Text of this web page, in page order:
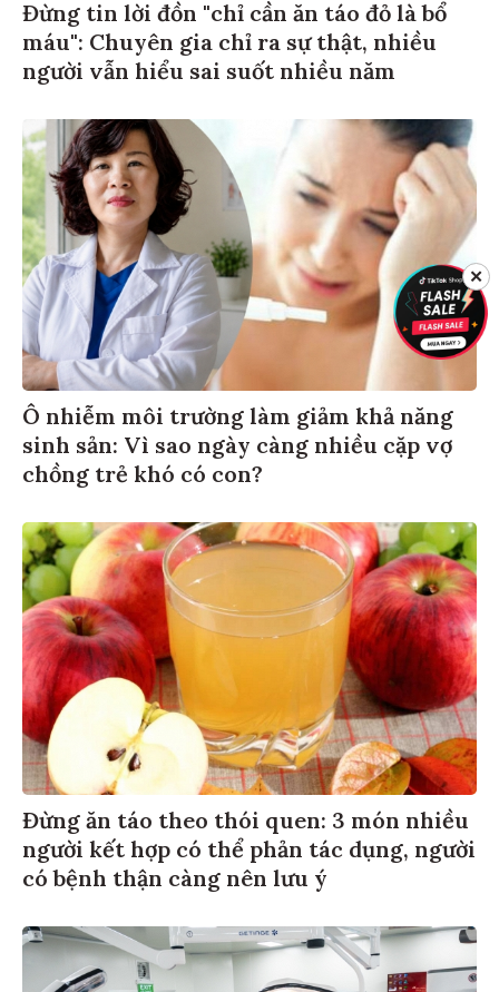
Đừng tin lời đồn "chỉ cần ăn táo đỏ là bổ
máu": Chuyên gia chỉ ra sự thật, nhiều
người vẫn hiểu sai suốt nhiều năm
Ô nhiễm môi trường làm giảm khả năng
sinh sản: Vì sao ngày càng nhiều cặp vợ
chồng trẻ khó có con?
Đừng ăn táo theo thói quen: 3 món nhiều
người kết hợp có thể phản tác dụng, người
có bệnh thận càng nên lưu ý
✕